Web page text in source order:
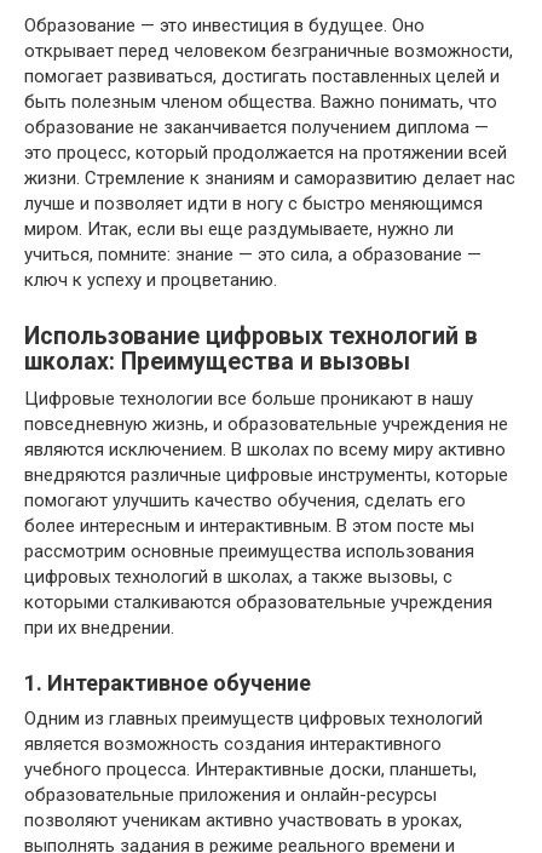
Образование — это инвестиция в будущее. Оно
открывает перед человеком безграничные возможности,
помогает развиваться, достигать поставленных целей и
быть полезным членом общества. Важно понимать, что
образование не заканчивается получением диплома —
это процесс, который продолжается на протяжении всей
жизни. Стремление к знаниям и саморазвитию делает нас
лучше и позволяет идти в ногу с быстро меняющимся
миром. Итак, если вы еще раздумываете, нужно ли
учиться, помните: знание — это сила, а образование —
ключ к успеху и процветанию.
Использование цифровых технологий в
школах: Преимущества и вызовы
Цифровые технологии все больше проникают в нашу
повседневную жизнь, и образовательные учреждения не
являются исключением. В школах по всему миру активно
внедряются различные цифровые инструменты, которые
помогают улучшить качество обучения, сделать его
более интересным и интерактивным. В этом посте мы
рассмотрим основные преимущества использования
цифровых технологий в школах, а также вызовы, с
которыми сталкиваются образовательные учреждения
при их внедрении.
1. Интерактивное обучение
Одним из главных преимуществ цифровых технологий
является возможность создания интерактивного
учебного процесса. Интерактивные доски, планшеты,
образовательные приложения и онлайн-ресурсы
позволяют ученикам активно участвовать в уроках,
выполнять задания в режиме реального времени и